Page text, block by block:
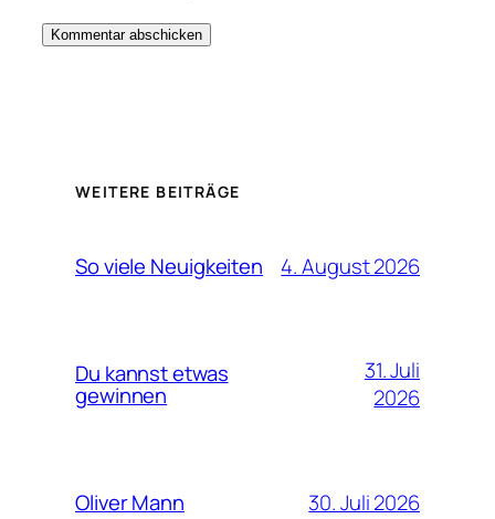
WEITERE BEITRÄGE
So viele Neuigkeiten 4. August 2026
Du kannst etwas
gewinnen
31. Juli
2026
Oliver Mann 30. Juli 2026